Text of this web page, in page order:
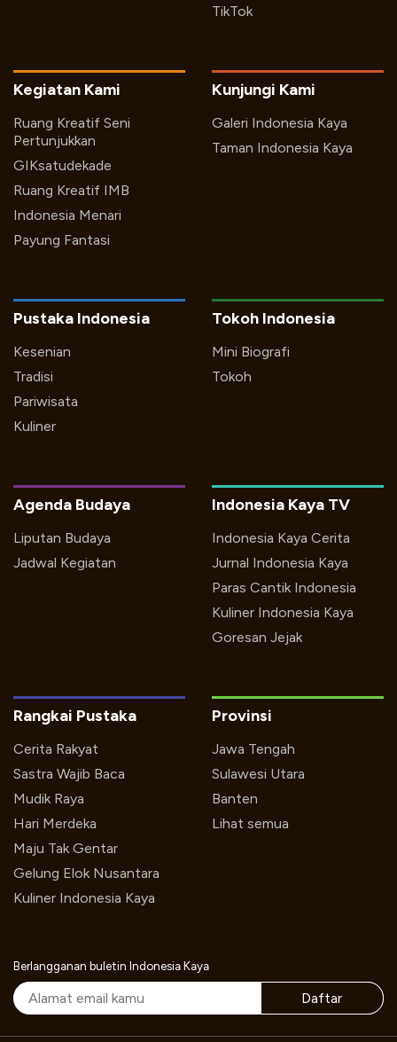
TikTok
Kegiatan Kami
Ruang Kreatif Seni
Pertunjukkan
GIKsatudekade
Ruang Kreatif IMB
Indonesia Menari
Payung Fantasi
Kunjungi Kami
Galeri Indonesia Kaya
Taman Indonesia Kaya
Pustaka Indonesia
Kesenian
Tradisi
Pariwisata
Kuliner
Tokoh Indonesia
Mini Biografi
Tokoh
Indonesia Kaya TV
Indonesia Kaya Cerita
Jurnal Indonesia Kaya
Paras Cantik Indonesia
Kuliner Indonesia Kaya
Goresan Jejak
Agenda Budaya
Liputan Budaya
Jadwal Kegiatan
Rangkai Pustaka
Cerita Rakyat
Sastra Wajib Baca
Mudik Raya
Hari Merdeka
Maju Tak Gentar
Gelung Elok Nusantara
Kuliner Indonesia Kaya
Provinsi
Jawa Tengah
Sulawesi Utara
Banten
Lihat semua
Berlangganan buletin Indonesia Kaya
Daftar